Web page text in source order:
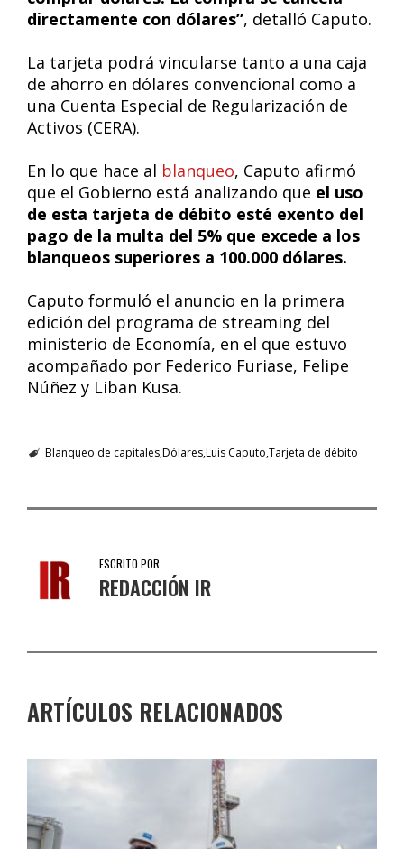
directamente con dólares”, detalló Caputo.
La tarjeta podrá vincularse tanto a una caja
de ahorro en dólares convencional como a
una Cuenta Especial de Regularización de
Activos (CERA).
En lo que hace al blanqueo, Caputo afirmó
que el Gobierno está analizando que el uso
de esta tarjeta de débito esté exento del
pago de la multa del 5% que excede a los
blanqueos superiores a 100.000 dólares.
Caputo formuló el anuncio en la primera
edición del programa de streaming del
ministerio de Economía, en el que estuvo
acompañado por Federico Furiase, Felipe
Núñez y Liban Kusa.
Blanqueo de capitalesDólaresLuis Caputo Tarjeta de débito
ESCRITO POR
REDACCIÓN IR
ARTÍCULOS RELACIONADOS